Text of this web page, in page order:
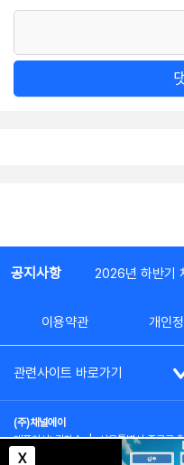
X
공지사항 2026년 하반기
이용약관 개인
관련사이트 바로가기
(주)채널에이
대표이사: 김차수 | 서울특별시 종로구
부가통신사업신고: 022357호 | 사업